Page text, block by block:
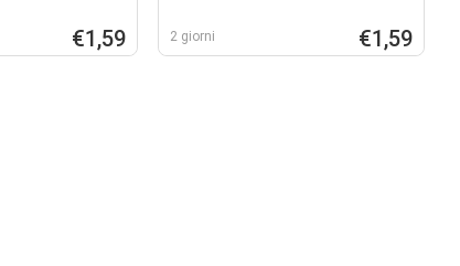
€1,59 2 giorni €1,59